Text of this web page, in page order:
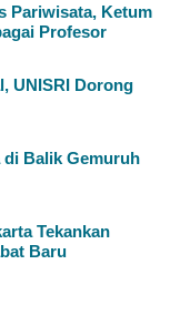
Pariwisata, Ketum
Profesor
UNISRI Dorong
di Balik Gemuruh
Tekankan
Baru